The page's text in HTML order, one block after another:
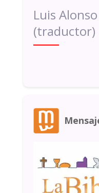
Luis
(traductor)